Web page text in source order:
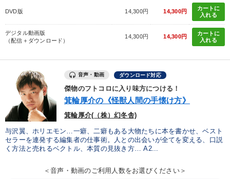
DVD版 14,300円 14,300円
カートに
入れる
デジタル動画版
（配信＋ダウンロード）
14,300円 14,300円
カートに
入れる
音声・動画 ダウンロード対応
傑物のフトコロに入り味方につける！
箕輪厚介の《怪獣人間の手懐け方》
箕輪厚介(（株）幻冬舎)
与沢翼、ホリエモン…一癖、二癖もある大物たちに本を書かせ、ベスト
セラーを連発する編集者の仕事術。人との出会いが全てを変える、口説
く方法と売れるベクトル、本質の見抜き方… A2...
＜音声・動画のご利用人数をお選びください＞